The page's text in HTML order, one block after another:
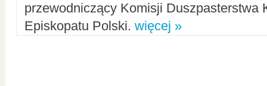
przewodniczący Komisji Duszpasterstwa
Episkopatu Polski. więcej »